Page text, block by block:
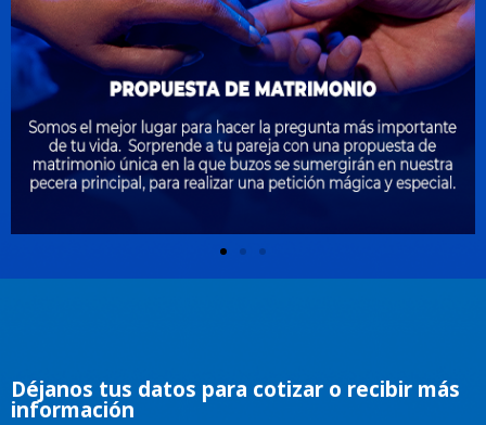
Déjanos tus datos para cotizar o recibir más
información